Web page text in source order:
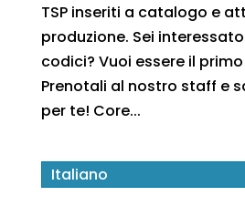
TSP inseriti a catalogo e
produzione. Sei
codici? Vuoi essere il
Prenotali al nostro staff e
per te! Core...
Italiano